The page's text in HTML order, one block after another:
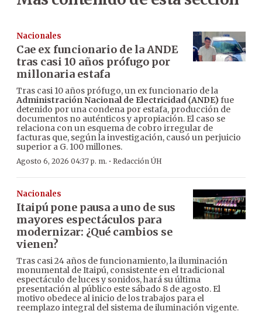
Nacionales
Cae ex funcionario de la ANDE
tras casi 10 años prófugo por
millonaria estafa
Tras casi 10 años prófugo, un ex funcionario de la
Administración Nacional de Electricidad (ANDE)fue
detenido por una condena por estafa, producción de
documentos no auténticos y apropiación. El caso se
relaciona con un esquema de cobro irregular de
facturas que, según la investigación, causó un perjuicio
superior a G. 100 millones.
Agosto 6, 2026 04:37 p. m. · Redacción ÚH
Nacionales
Itaipú pone pausa a uno de sus
mayores espectáculos para
modernizar: ¿Qué cambios se
vienen?
Tras casi 24 años de funcionamiento, la iluminación
monumental de Itaipú, consistente en el tradicional
espectáculo de luces y sonidos, hará su última
presentación al público este sábado 8 de agosto. El
motivo obedece al inicio de los trabajos para el
reemplazo integral del sistema de iluminación vigente.